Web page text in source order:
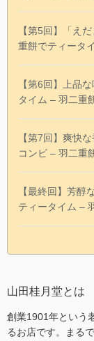
【第5回】「え
重餅でティータ
【第6回】上品
タイム – 羽二重
【第7回】爽快
コンビ – 羽二重
【最終回】芳醇
ティータイム –
山田桂月堂とは
創業1901年という
るお店です。まる